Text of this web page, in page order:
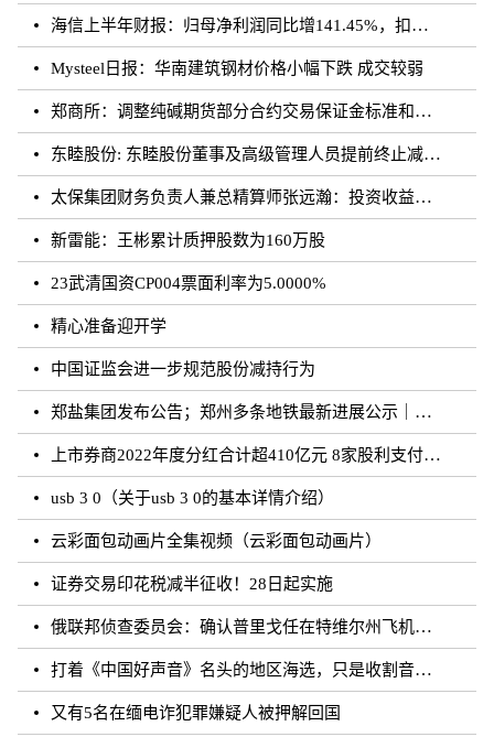
海信上半年财报：归母净利润同比增141.45%，扣非归母净利润同比增195.10%
Mysteel日报：华南建筑钢材价格小幅下跌 成交较弱
郑商所：调整纯碱期货部分合约交易保证金标准和涨跌停板幅度
东睦股份: 东睦股份董事及高级管理人员提前终止减持计划暨减持股份结果公告
太保集团财务负责人兼总精算师张远瀚：投资收益率不存在利差损风险，长期仍向好
新雷能：王彬累计质押股数为160万股
23武清国资CP004票面利率为5.0000%
精心准备迎开学
中国证监会进一步规范股份减持行为
郑盐集团发布公告；郑州多条地铁最新进展公示｜河南你早
上市券商2022年度分红合计超410亿元 8家股利支付率超50%
usb 3 0（关于usb 3 0的基本详情介绍）
云彩面包动画片全集视频（云彩面包动画片）
证券交易印花税减半征收！28日起实施
俄联邦侦查委员会：确认普里戈任在特维尔州飞机失事事件中遇难
打着《中国好声音》名头的地区海选，只是收割音乐梦想的圈钱游戏？
又有5名在缅电诈犯罪嫌疑人被押解回国